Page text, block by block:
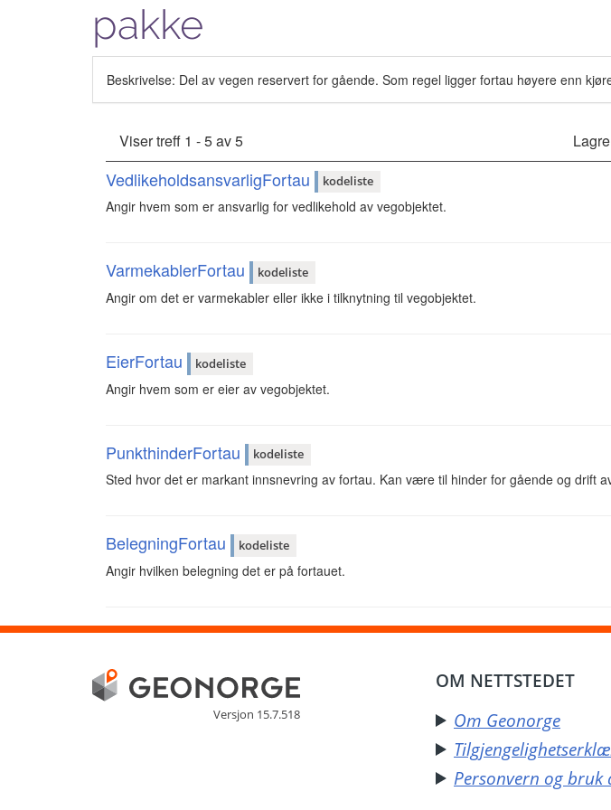
pakke
Beskrivelse: Del av vegen reservert for gående. Som regel ligger fortau høyere enn
Viser treff 1 - 5 av 5
VedlikeholdsansvarligFortau kodeliste
Angir hvem som er ansvarlig for vedlikehold av vegobjektet.
VarmekablerFortau kodeliste
Angir om det er varmekabler eller ikke i tilknytning til vegobjektet.
EierFortau kodeliste
Angir hvem som er eier av vegobjektet.
PunkthinderFortau kodeliste
Sted hvor det er markant innsnevring av fortau. Kan være til hinder for gående og drift
BelegningFortau kodeliste
Angir hvilken belegning det er på fortauet.